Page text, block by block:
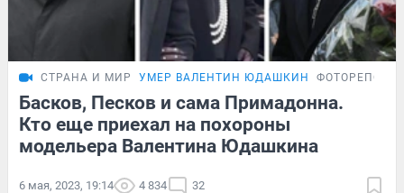
СТРАНА И МИР УМЕР ВАЛЕНТИН ЮДАШКИН
Басков, Песков и сама Примадонна.
Кто еще приехал на похороны
модельера Валентина Юдашкина
6 мая, 2023, 19:14 4 834 32